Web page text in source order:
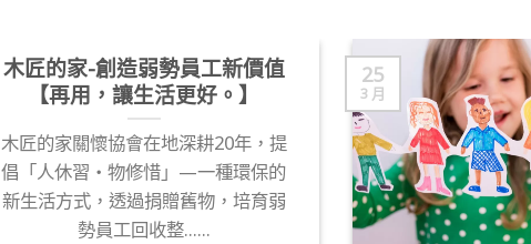
木匠的家-創造弱勢員工新價值
【再用，讓生活更好。】
木匠的家關懷協會在地深耕20年，提
倡「人休習‧物修惜」—一種環保的
新生活方式，透過捐贈舊物，培育弱
勢員工回收整......
25
3 月